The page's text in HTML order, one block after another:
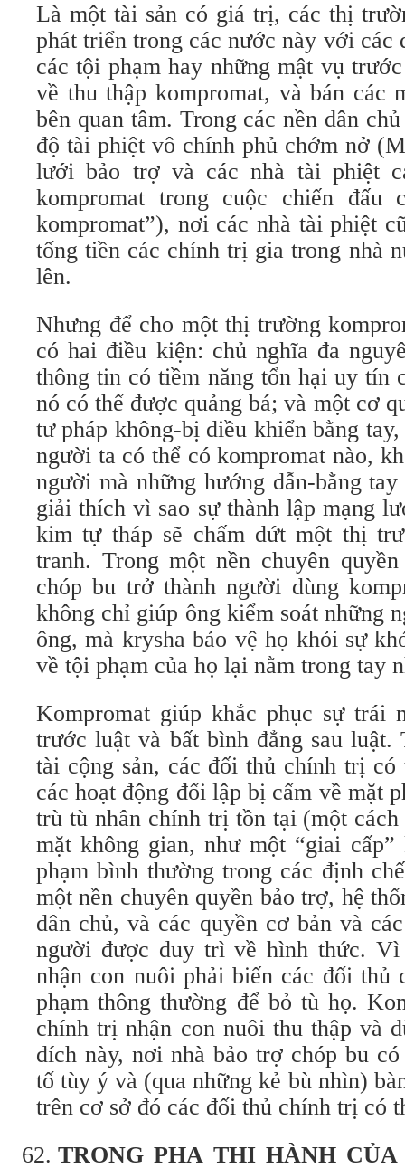
Là một tài sản có giá trị, các thị
phát triển trong các nước này với các
các tội phạm hay những mật vụ
về thu thập kompromat, và bán các
bên quan tâm. Trong các nền dân
độ tài phiệt vô chính phủ chớm nở
lưới bảo trợ và các nhà tài phiệt
kompromat trong cuộc chiến đấu
kompromat”), nơi các nhà tài phiệt
tống tiền các chính trị gia trong nhà
lên.
Nhưng để cho một thị trường
có hai điều kiện: chủ nghĩa đa
thông tin có tiềm năng tổn hại uy tín
nó có thể được quảng bá; và một cơ
tư pháp không-bị diều khiển bằng
người ta có thể có kompromat nào,
người mà những hướng dẫn-bằng
giải thích vì sao sự thành lập mạng
kim tự tháp sẽ chấm dứt một thị
tranh. Trong một nền chuyên
chóp bu trở thành người dùng
không chỉ giúp ông kiểm soát những
ông, mà krysha bảo vệ họ khỏi sự
về tội phạm của họ lại nằm trong tay
Kompromat giúp khắc phục sự trái
trước luật và bất bình đẳng sau luật.
tài cộng sản, các đối thủ chính trị
các hoạt động đối lập bị cấm về mặt
trù tù nhân chính trị tồn tại (một
mặt không gian, như một “giai
phạm bình thường trong các định
một nền chuyên quyền bảo trợ, hệ
dân chủ, và các quyền cơ bản và
người được duy trì về hình thức.
nhận con nuôi phải biến các đối thủ
phạm thông thường để bỏ tù họ.
chính trị nhận con nuôi thu thập và
đích này, nơi nhà bảo trợ chóp bu
tố tùy ý và (qua những kẻ bù nhìn)
trên cơ sở đó các đối thủ chính trị có
TRONG PHA THI HÀNH